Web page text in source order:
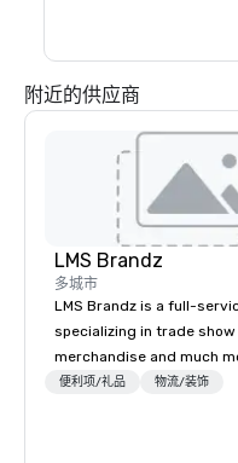
附近的供应商
LMS Brandz
多城市
LMS Brandz is a full-
specializing in trade show
merchandise and much
booth giveaways and
便利项/礼品 物流/装饰